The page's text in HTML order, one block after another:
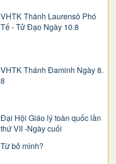
VHTK Thánh Laurensô Phó
Tế - Tử Đạo Ngày 10.8
VHTK Thánh Đaminh Ngày 8.
8
Đại Hội Giáo lý toàn quốc lần
thứ VII -Ngày cuối
Từ bỏ mình?